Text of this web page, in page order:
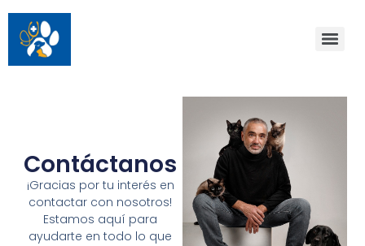
Contáctanos
¡Gracias por tu interés en
contactar con nosotros!
Estamos aquí para
ayudarte en todo lo que